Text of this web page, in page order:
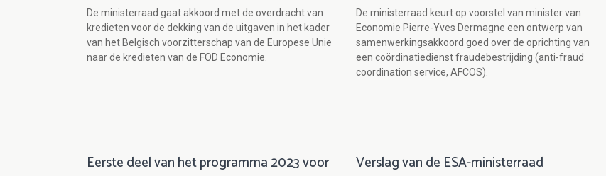
De ministerraad gaat akkoord met de overdracht van
kredieten voor de dekking van de uitgaven in het kader
van het Belgisch voorzitterschap van de Europese Unie
naar de kredieten van de FOD Economie.
De ministerraad keurt op voorstel van minister van
Economie Pierre-Yves Dermagne een ontwerp van
samenwerkingsakkoord goed over de oprichting van
een coördinatiedienst fraudebestrijding (anti-fraud
coordination service, AFCOS).
Eerste deel van het programma 2023 voor
Verslag van de ESA-ministerraad